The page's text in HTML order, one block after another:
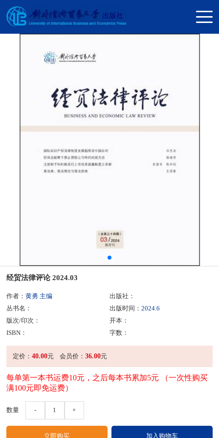
经贸法律评论 2024.03
作者： 黄勇 主编
出版社：
丛书名：
出版时间： 2024.6
版次/印次：
开本：
ISBN：
字数：
定价： 40.00元 会员价：36.00元
每单第一本书运费10元，之后每本书累加5元 （一次性购买
满100元即免运费）
数量 - 1 +